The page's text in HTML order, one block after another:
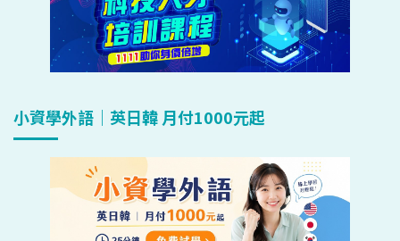
小資學外語｜英日韓 月付1000元起